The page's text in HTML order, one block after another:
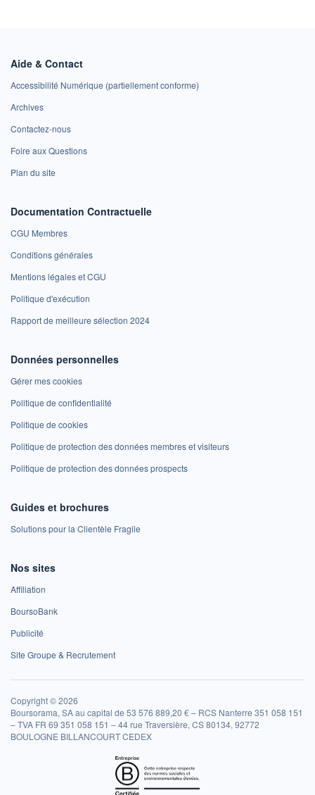
Aide & Contact
Accessibilité Numérique (partiellement conforme)
Archives
Contactez-nous
Foire aux Questions
Plan du site
Documentation Contractuelle
CGU Membres
Conditions générales
Mentions légales et CGU
Politique d'exécution
Rapport de meilleure sélection 2024
Données personnelles
Gérer mes cookies
Politique de confidentialité
Politique de cookies
Politique de protection des données membres et visiteurs
Politique de protection des données prospects
Guides et brochures
Solutions pour la Clientèle Fragile
Nos sites
Affiliation
BoursoBank
Publicité
Site Groupe & Recrutement
Copyright © 2026
Boursorama, SA au capital de 53 576 889,20 € – RCS Nanterre 351 058 151
– TVA FR 69 351 058 151 – 44 rue Traversière, CS 80134, 92772
BOULOGNE BILLANCOURT CEDEX